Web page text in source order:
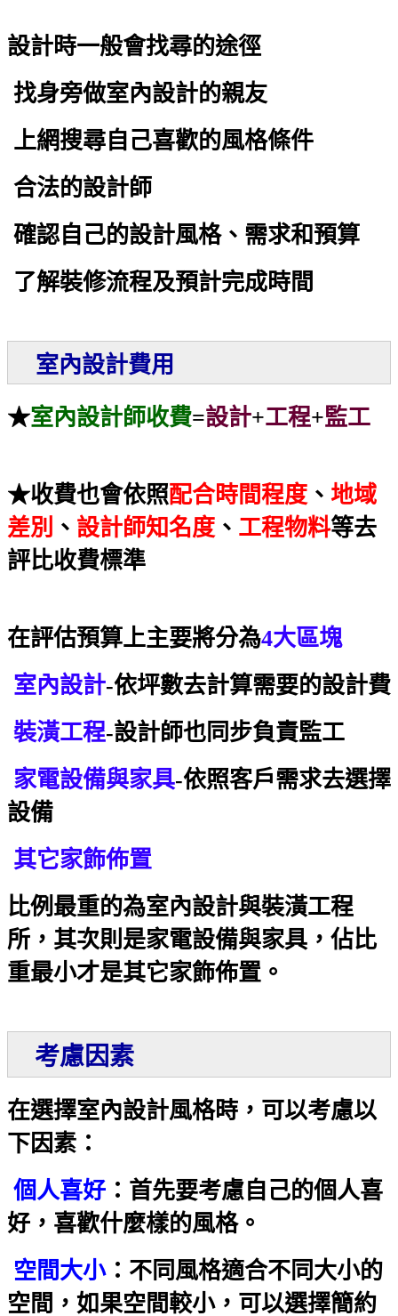
設計時一般會找尋的途徑
找身旁做室內設計的親友
上網搜尋自己喜歡的風格條件
合法的設計師
確認自己的設計風格、需求和預算
了解裝修流程及預計完成時間
室內設計費用
★室內設計師收費=設計+工程+監工
★收費也會依照配合時間程度、 地域
差別 、 設計師知名度、 工程物料等去
評比收費標準
在評估預算上主要將分為4大區塊
室內設計-依坪數去計算需要的設計費
裝潢工程-設計師也同步負責監工
家電設備與家具-依照客戶需求去選擇
設備
其它家飾佈置
比例最重的為室內設計與裝潢工程
所，其次則是家電設備與家具，佔比
重最小才是其它家飾佈置。
考慮因素
在選擇室內設計風格時，可以考慮以
下因素：
個人喜好 ：首先要考慮自己的個人喜
好，喜歡什麼樣的風格。
空間大小：不同風格適合不同大小的
空間，如果空間較小，可以選擇簡約